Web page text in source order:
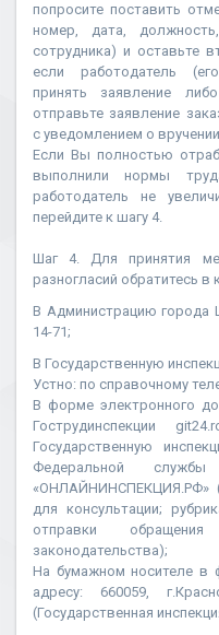
попросите поставить
номер, дата,
сотрудника) и оставьте
если работодатель
принять заявление
отправьте заявление
с уведомлением о
Если Вы полностью
выполнили нормы
работодатель не
перейдите к шагу 4.
Шаг 4. Для принятия
разногласий обратитесь в
В Администрацию города
14-71;
В Государственную
Устно: по справочному
В форме электронного
Гострудинспекции
Государственную
Федеральной
«ОНЛАЙНИНСПЕКЦИЯ.РФ»
для консультации;
отправки
законодательства);
На бумажном носителе в
адресу: 660059,
(Государственная